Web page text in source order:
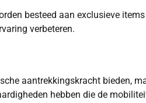
besteed aan exclusieve
verbeteren.
aantrekkingskracht bieden,
hebben die de